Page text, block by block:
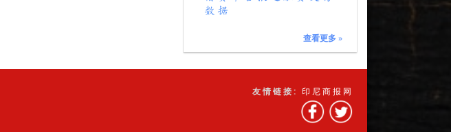
数据
查看更多 »
友情链接: 印尼商报网